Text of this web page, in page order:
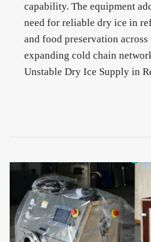
capability. The equipment
need for reliable dry ice in
and food preservation across
expanding cold chain
Unstable Dry Ice Supply in